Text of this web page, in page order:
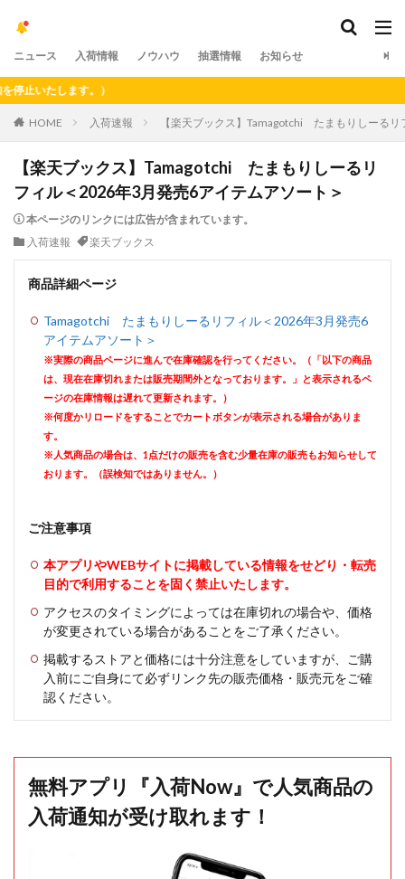
ニュース 入荷情報 ノウハウ 抽選情報 お知らせ
たします。）
HOME 入荷速報 【楽天ブックス】Tamagotchi たまもりしーる
【楽天ブックス】Tamagotchi たまもりしーるリ
フィル＜2026年3月発売6アイテムアソート＞
本ページのリンクには広告が含まれています。
入荷速報
楽天ブックス
商品詳細ページ
Tamagotchi たまもりしーるリフィル＜2026年3月発売6
アイテムアソート＞
※実際の商品ページに進んで在庫確認を行ってください。（「以下の商品
は、現在在庫切れまたは販売期間外となっております。」と表示されるペ
ージの在庫情報は遅れて更新されます。）
※何度かリロードをすることでカートボタンが表示される場合がありま
す。
※人気商品の場合は、1点だけの販売を含む少量在庫の販売もお知らせして
おります。（誤検知ではありません。）
ご注意事項
本アプリやWEBサイトに掲載している情報をせどり・転売
目的で利用することを固く禁止いたします。
アクセスのタイミングによっては在庫切れの場合や、価格
が変更されている場合があることをご了承ください。
掲載するストアと価格には十分注意をしていますが、ご購
入前にご自身にて必ずリンク先の販売価格・販売元をご確
認ください。
無料アプリ『入荷Now』で人気商品の
入荷通知が受け取れます！